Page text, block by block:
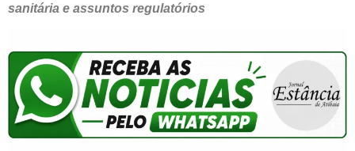
sanitária e assuntos regulatórios